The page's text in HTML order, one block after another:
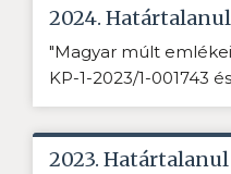
2024. Határtalanul
"Magyar múlt
KP-1-2023/1-001743
2023. Határtalanul